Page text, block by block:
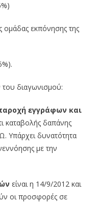
ομάδας εκπόνησης της
διαγωνισμού:
εγγράφων και
καταβολής δαπάνης
Υπάρχει δυνατότητα
με την
είναι η 14/9/2012 και
οι προσφορές σε